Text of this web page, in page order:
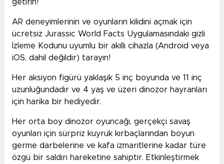
getirin!
AR deneyimlerinin ve oyunların kilidini açmak için
ücretsiz Jurassic World Facts Uygulamasındaki gizli
İzleme Kodunu uyumlu bir akıllı cihazla (Android veya
iOS, dahil değildir) tarayın!
Her aksiyon figürü yaklaşık 5 inç boyunda ve 11 inç
uzunluğundadır ve 4 yaş ve üzeri dinozor hayranları
için harika bir hediyedir.
Her orta boy dinozor oyuncağı, gerçekçi savaş
oyunları için sürpriz kuyruk kırbaçlarından boyun
germe darbelerine ve kafa izmaritlerine kadar türe
özgü bir saldırı hareketine sahiptir. Etkinleştirmek